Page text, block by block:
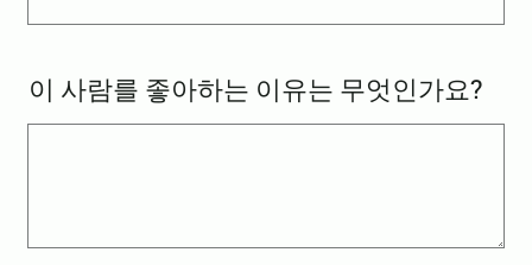
이 사람를 좋아하는 이유는 무엇인가요?